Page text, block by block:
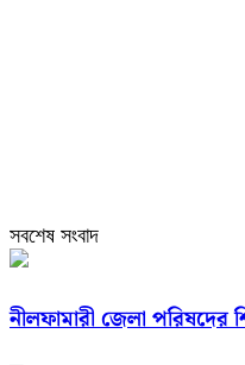
সবশেষ সংবাদ
নীলফামারী জেলা পরিষদের